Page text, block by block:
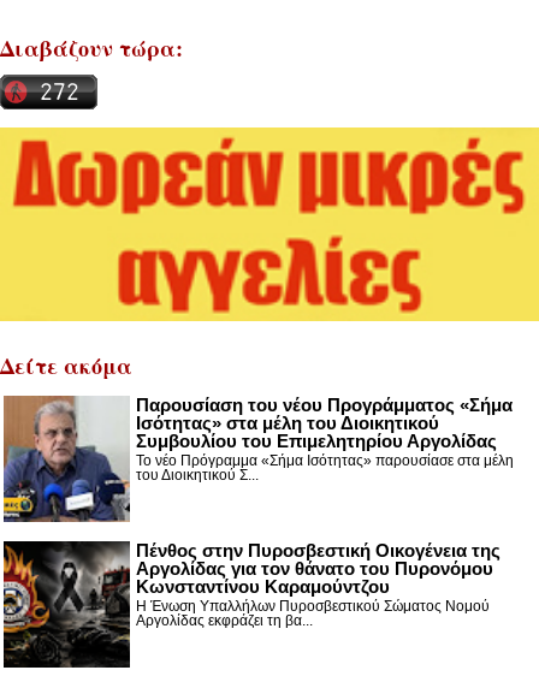
Διαβάζουν τώρα:
Δείτε ακόμα
Παρουσίαση του νέου Προγράμματος «Σήμα
Ισότητας» στα μέλη του Διοικητικού
Συμβουλίου του Επιμελητηρίου Αργολίδας
Το νέο Πρόγραμμα «Σήμα Ισότητας» παρουσίασε στα μέλη
του Διοικητικού Σ...
Πένθος στην Πυροσβεστική Οικογένεια της
Αργολίδας για τον θάνατο του Πυρονόμου
Κωνσταντίνου Καραμούντζου
Η Ένωση Υπαλλήλων Πυροσβεστικού Σώματος Νομού
Αργολίδας εκφράζει τη βα...